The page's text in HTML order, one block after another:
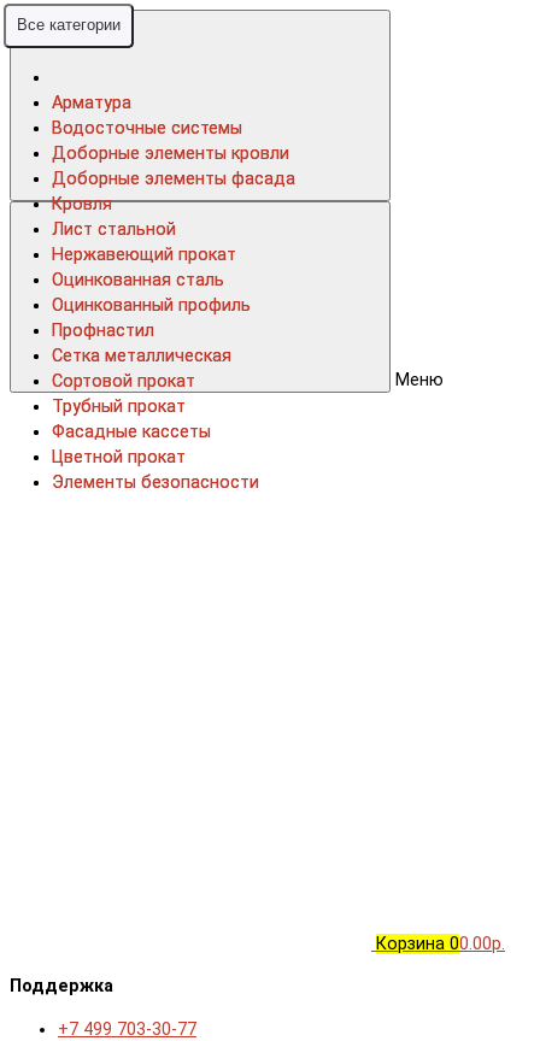
Меню
Корзина 00.00р.
Поддержка
+7 499 703-30-77
Все категории
Арматура
Водосточные системы
Доборные элементы кровли
Доборные элементы фасада
Кровля
Лист стальной
Нержавеющий прокат
Оцинкованная сталь
Оцинкованный профиль
Профнастил
Сетка металлическая
Сортовой прокат
Трубный прокат
Фасадные кассеты
Цветной прокат
Элементы безопасности
Все категории
Арматура
Водосточные системы
Доборные элементы кровли
Доборные элементы фасада
Кровля
Лист стальной
Нержавеющий прокат
Оцинкованная сталь
Оцинкованный профиль
Профнастил
Сетка металлическая
Сортовой прокат
Трубный прокат
Фасадные кассеты
Цветной прокат
Элементы безопасности